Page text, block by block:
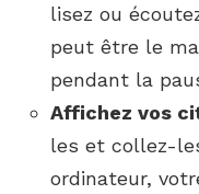
lisez ou
peut être le
pendant la
Affichez vos
les et collez-
ordinateur,